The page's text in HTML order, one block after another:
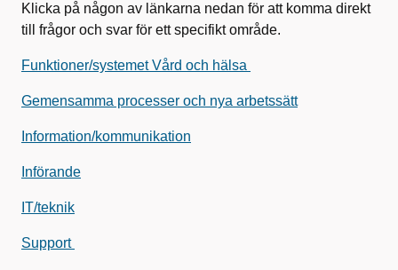
Klicka på någon av länkarna nedan för att komma direkt
till frågor och svar för ett specifikt område.
Funktioner/systemet Vård och hälsa
Gemensamma processer och nya arbetssätt
Information/kommunikation
Införande
IT/teknik
Support